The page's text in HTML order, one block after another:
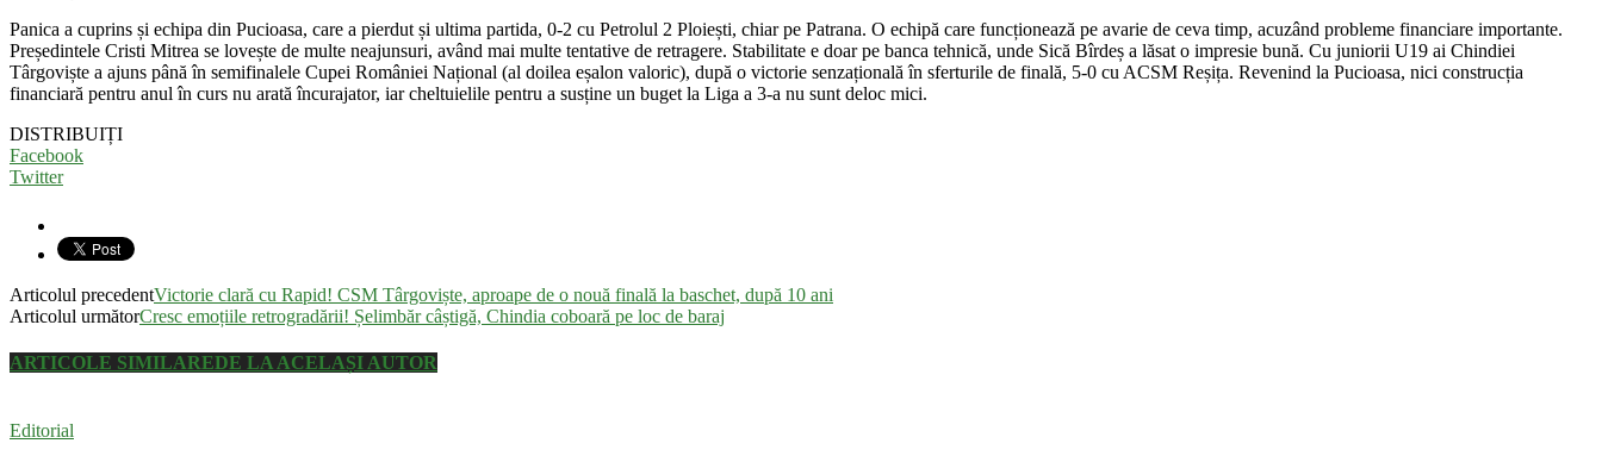
Panica a cuprins și echipa din Pucioasa, care a pierdut și ultima partida, 0-2 cu Petrolul 2 Ploiești, chiar pe Patrana. O echipă care funcționează pe avarie de ceva timp, acuzând probleme financiare importante.
Președintele Cristi Mitrea se lovește de multe neajunsuri, având mai multe tentative de retragere. Stabilitate e doar pe banca tehnică, unde Sică Bîrdeș a lăsat o impresie bună. Cu juniorii U19 ai Chindiei
Târgoviște a ajuns până în semifinalele Cupei României Național (al doilea eșalon valoric), după o victorie senzațională în sferturile de finală, 5-0 cu ACSM Reșița. Revenind la Pucioasa, nici construcția
financiară pentru anul în curs nu arată încurajator, iar cheltuielile pentru a susține un buget la Liga a 3-a nu sunt deloc mici.
DISTRIBUIȚI
Facebook
Twitter
Articolul precedentVictorie clară cu Rapid! CSM Târgoviște, aproape de o nouă finală la baschet, după 10 ani
Articolul următorCresc emoțiile retrogradării! Șelimbăr câștigă, Chindia coboară pe loc de baraj
ARTICOLE SIMILAREDE LA ACELAȘI AUTOR
Editorial